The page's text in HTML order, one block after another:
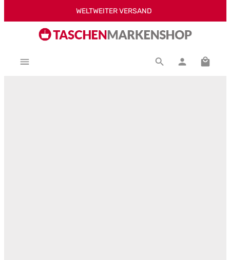
Zum Hauptinhalt springenWELTWEITER VERSAND